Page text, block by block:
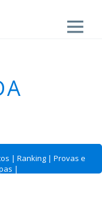
| Ranking | Provas e
|